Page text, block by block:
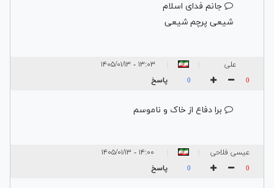
جانم فدای اسلام
شیعی پرچم شیعی
علی ۱۳:۰۳ - ۱۴۰۵/۰۱/۱۳
0
0 پاسخ
برا دفاع از خاک و ناموسم
عیسی فلاحی ۱۴:۰۰ - ۱۴۰۵/۰۱/۱۳
0
0 پاسخ